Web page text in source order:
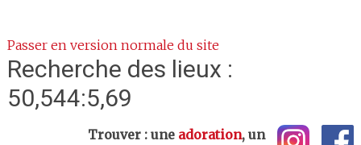
Passer en version normale du site
Recherche des lieux :
50,544:5,69
Trouver : une adoration, un